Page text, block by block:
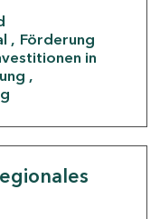
Förderung
in